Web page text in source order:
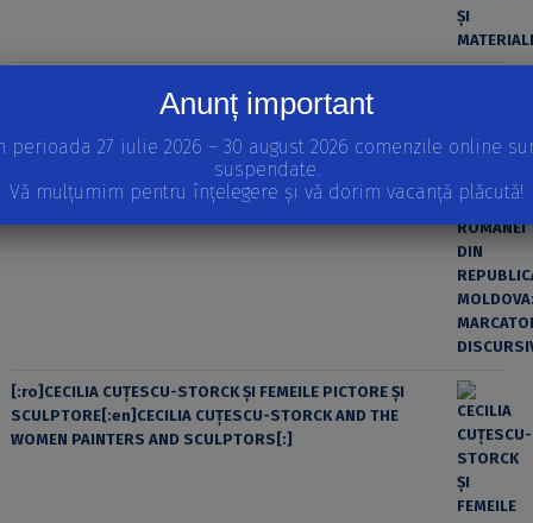
DIN REPUBLICA MOLDOVA: MARCATORII DISCURSIVI
[:ro]CECILIA CUŢESCU-STORCK ŞI FEMEILE PICTORE ŞI
SCULPTORE[:en]CECILIA CUŢESCU-STORCK AND THE
WOMEN PAINTERS AND SCULPTORS[:]
Anunț important
perioada 27 iulie 2026 – 30 august 2026 comenzile online
suspendate.
Vă mulțumim pentru înțelegere și vă dorim vacanță plăcută!